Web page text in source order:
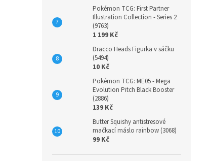
Pokémon TCG: First Partner
Illustration Collection - Series 2
(9763)
1 199 Kč
Dracco Heads Figurka v sáčku
(5494)
10 Kč
Pokémon TCG: ME05 - Mega
Evolution Pitch Black Booster
(2886)
139 Kč
Butter Squishy antistresové
mačkací máslo rainbow (3068)
99 Kč